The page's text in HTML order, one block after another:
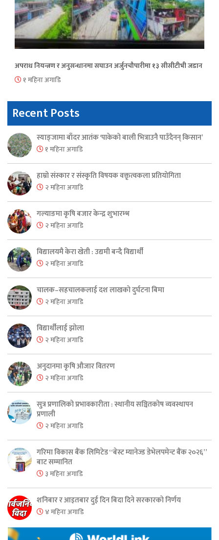
अपराध नियन्त्रण र अनुसन्धानमा सघाउन अर्जुनचौपारीमा १३ सीसीटीभी जडान
१ महिना अगाडि
Recent Posts
स्याङ्जामा बाँदर आतंक ‘पाकेको बाली भित्राउनै पाउँदैनन् किसान’
१ महिना अगाडि
हाम्रो संस्कार र संस्कृति विषयक वक्तृत्वकला प्रतियोगिता
२ महिना अगाडि
गल्याङमा कृषि बजार केन्द्र शुभारम्भ
२ महिना अगाडि
विद्यालयमै केरा खेती : उद्यमी बन्दै विद्यार्थी
२ महिना अगाडि
चालक–सहचालकलाई दश लाखको दुर्घटना बिमा
२ महिना अगाडि
विद्यार्थीलाई झोला
२ महिना अगाडि
अनुदानमा कृषि औजार वितरण
२ महिना अगाडि
सुत्र प्रणालिको प्रभावकारीता : स्थानीय सञ्चितकोष व्यवस्थापन
प्रणाली
२ महिना अगाडि
गरिमा विकास बैंक लिमिटेड “बेस्ट म्यानेज्ड डेभेलपमेन्ट बैंक २०२६”
बाट सम्मानित
३ महिना अगाडि
शनिबार र आइतबार दुई दिन बिदा दिने सरकारको निर्णय
४ महिना अगाडि